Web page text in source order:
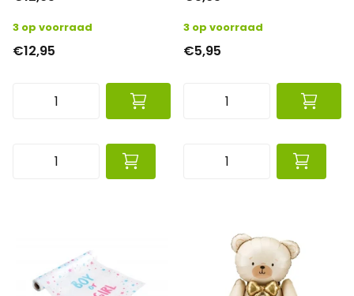
3 op voorraad
€12,95
3 op voorraad
€5,95